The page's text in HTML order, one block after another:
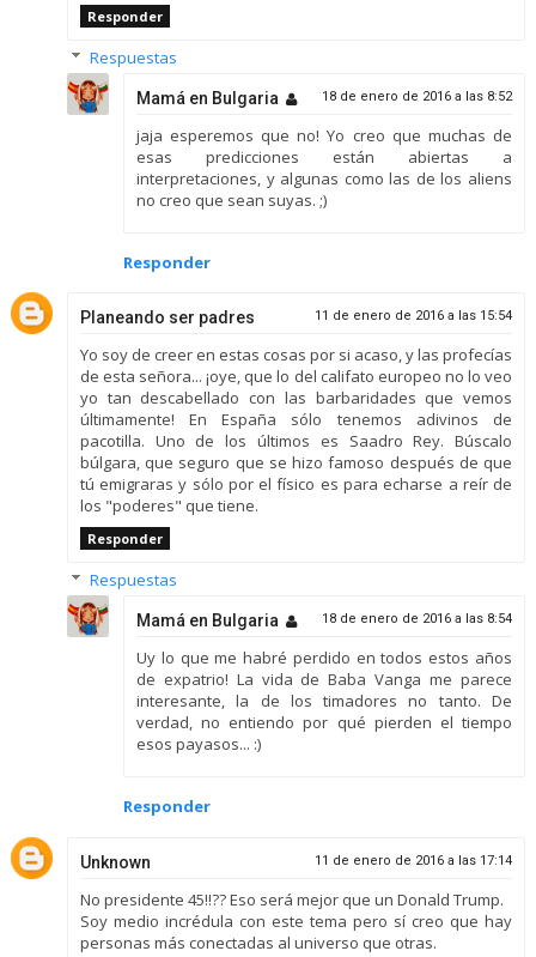
Responder
Respuestas
Mamá en Bulgaria 18 de enero de 2016 a las 8:52
jaja esperemos que no! Yo creo que muchas de
esas predicciones están abiertas a
interpretaciones, y algunas como las de los aliens
no creo que sean suyas. ;)
Responder
Planeando ser padres 11 de enero de 2016 a las 15:54
Yo soy de creer en estas cosas por si acaso, y las profecías
de esta señora... ¡oye, que lo del califato europeo no lo veo
yo tan descabellado con las barbaridades que vemos
últimamente! En España sólo tenemos adivinos de
pacotilla. Uno de los últimos es Saadro Rey. Búscalo
búlgara, que seguro que se hizo famoso después de que
tú emigraras y sólo por el físico es para echarse a reír de
los "poderes" que tiene.
Responder
Respuestas
Mamá en Bulgaria 18 de enero de 2016 a las 8:54
Uy lo que me habré perdido en todos estos años
de expatrio! La vida de Baba Vanga me parece
interesante, la de los timadores no tanto. De
verdad, no entiendo por qué pierden el tiempo
esos payasos... :)
Responder
Unknown 11 de enero de 2016 a las 17:14
No presidente 45!!?? Eso será mejor que un Donald Trump.
Soy medio incrédula con este tema pero sí creo que hay
personas más conectadas al universo que otras.